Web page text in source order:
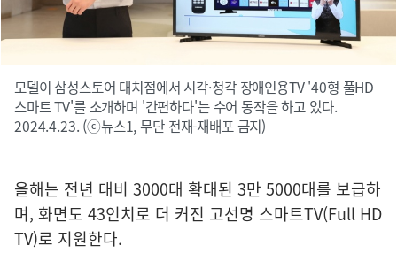
모델이 삼성스토어 대치점에서 시각·청각 장애인용TV '40형 풀HD
스마트 TV'를 소개하며 '간편하다'는 수어 동작을 하고 있다.
2024.4.23. (ⓒ뉴스1, 무단 전재-재배포 금지)
올해는 전년 대비 3000대 확대된 3만 5000대를 보급하
며, 화면도 43인치로 더 커진 고선명 스마트TV(Full HD
TV)로 지원한다.